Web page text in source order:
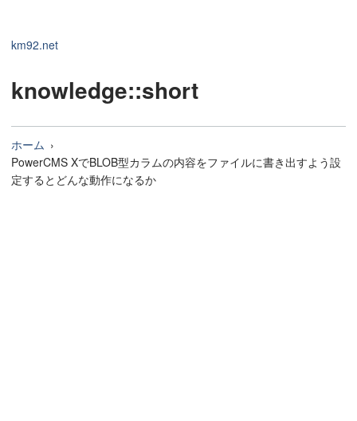
km92.net
knowledge::short
ホーム
PowerCMS XでBLOB型カラムの内容をファイルに書き出すよう設
定するとどんな動作になるか